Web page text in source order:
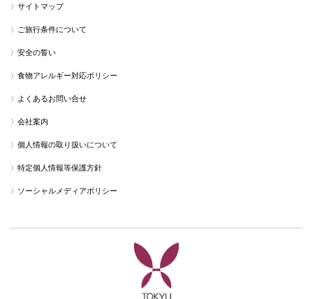
サイトマップ
ご旅行条件について
安全の誓い
食物アレルギー対応ポリシー
よくあるお問い合せ
会社案内
個人情報の取り扱いについて
特定個人情報等保護方針
ソーシャルメディアポリシー